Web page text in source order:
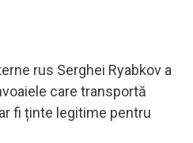
rus Serghei Ryabkov a
care transportă
fi ținte legitime pentru